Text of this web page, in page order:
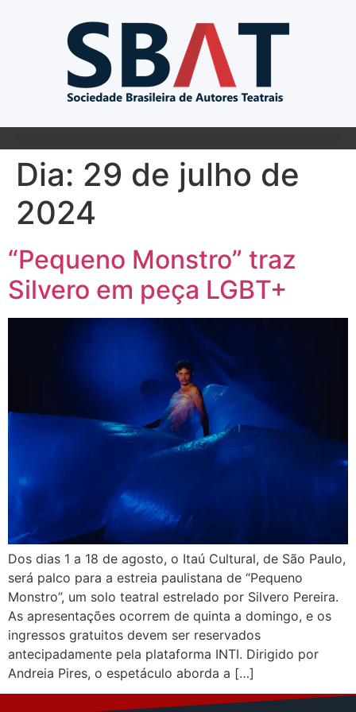
Dia: 29 de julho de
2024
“Pequeno Monstro” traz
Silvero em peça LGBT+
Dos dias 1 a 18 de agosto, o Itaú Cultural, de São Paulo,
será palco para a estreia paulistana de “Pequeno
Monstro”, um solo teatral estrelado por Silvero Pereira.
As apresentações ocorrem de quinta a domingo, e os
ingressos gratuitos devem ser reservados
antecipadamente pela plataforma INTI. Dirigido por
Andreia Pires, o espetáculo aborda a […]